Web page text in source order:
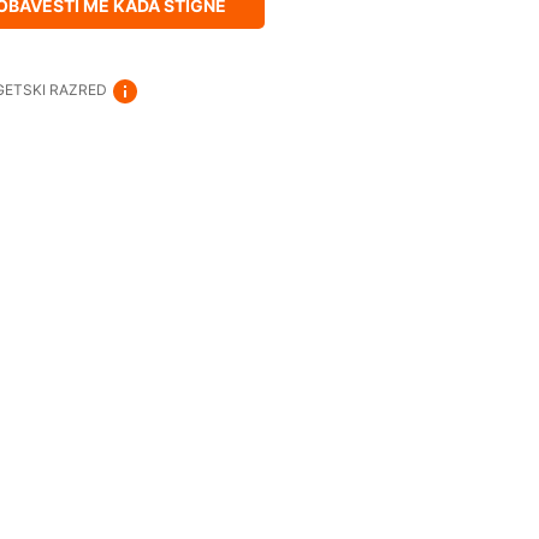
ME KADA STIGNE
RAZRED